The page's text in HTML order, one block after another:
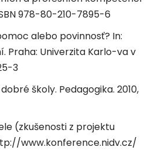
978-80-210-7895-6
alebo povinnosť? In:
Praha: Univerzita Karlo-va v
3
školy. Pedagogika. 2010,
(zkušenosti z projektu
www.konference.nidv.cz/